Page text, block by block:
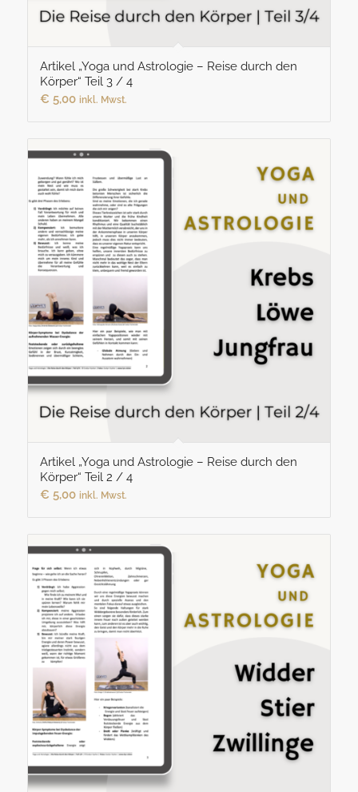
Artikel „Yoga und Astrologie – Reise durch den
Körper“ Teil 3 / 4
€ 5,00 inkl. Mwst.
Artikel „Yoga und Astrologie – Reise durch den
Körper“ Teil 2 / 4
€ 5,00 inkl. Mwst.